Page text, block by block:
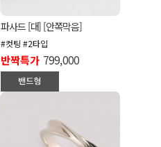
파사드 [대] [안쪽막음]
#컷팅 #2타입
반짝특가 799,000